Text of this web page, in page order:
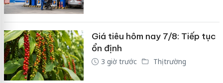
Giá tiêu hôm nay 7/8: Tiếp tục
ổn định
3 giờ trước Thị trường